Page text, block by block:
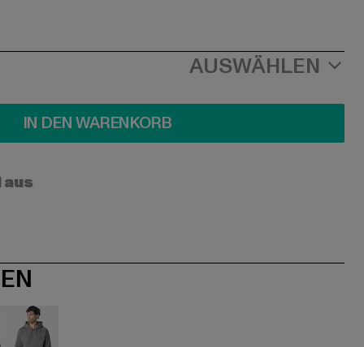
AUSWÄHLEN
IN DEN WARENKORB